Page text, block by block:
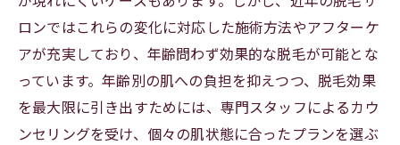
ロンではこれらの変化に対応した施術方法やアフターケ
アが充実しており、年齢問わず効果的な脱毛が可能とな
っています。年齢別の肌への負担を抑えつつ、脱毛効果
を最大限に引き出すためには、専門スタッフによるカウ
ンセリングを受け、個々の肌状態に合ったプランを選ぶ